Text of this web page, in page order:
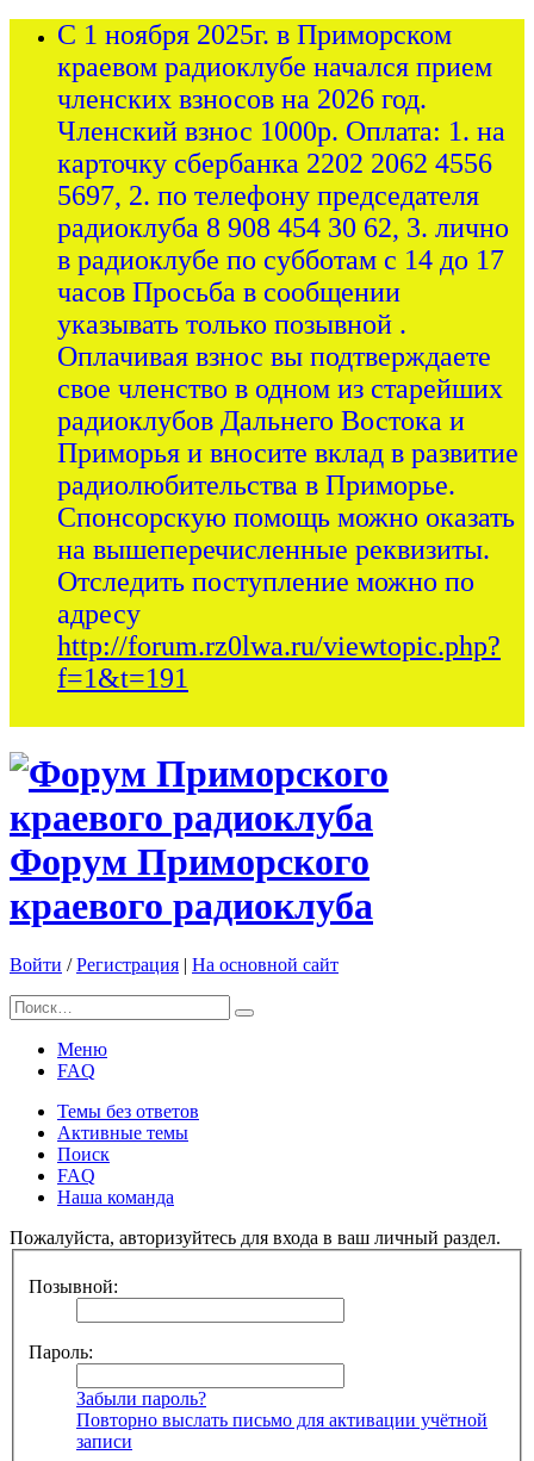
С 1 ноября 2025г. в Приморском
краевом радиоклубе начался прием
членских взносов на 2026 год.
Членский взнос 1000р. Оплата: 1. на
карточку сбербанка 2202 2062 4556
5697, 2. по телефону председателя
радиоклуба 8 908 454 30 62, 3. лично
в радиоклубе по субботам с 14 до 17
часов Просьба в сообщении
указывать только позывной .
Оплачивая взнос вы подтверждаете
свое членство в одном из старейших
радиоклубов Дальнего Востока и
Приморья и вносите вклад в развитие
радиолюбительства в Приморье.
Спонсорскую помощь можно оказать
на вышеперечисленные реквизиты.
Отследить поступление можно по
адресу
http://forum.rz0lwa.ru/viewtopic.php?
f=1&t=191
Форум Приморского
краевого радиоклуба
Войти /Регистрация | На основной сайт
Меню
FAQ
Темы без ответов
Активные темы
Поиск
FAQ
Наша команда
Пожалуйста, авторизуйтесь для входа в ваш личный раздел.
Позывной:
Пароль:
Забыли пароль?
Повторно выслать письмо для активации учётной
записи